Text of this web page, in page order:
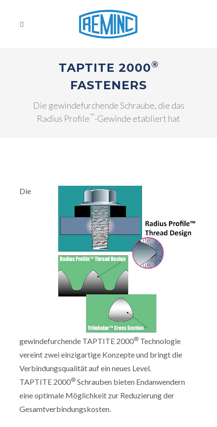
TAPTITE 2000®
FASTENERS
Die gewindefurchende Schraube, die das
Radius Profile™-Gewinde etabliert hat
Die
gewindefurchende TAPTITE 2000® Technologie
vereint zwei einzigartige Konzepte und bringt die
Verbindungsqualität auf ein neues Level.
TAPTITE 2000® Schrauben bieten Endanwendern
eine optimale Möglichkeit zur Reduzierung der
Gesamtverbindungskosten.